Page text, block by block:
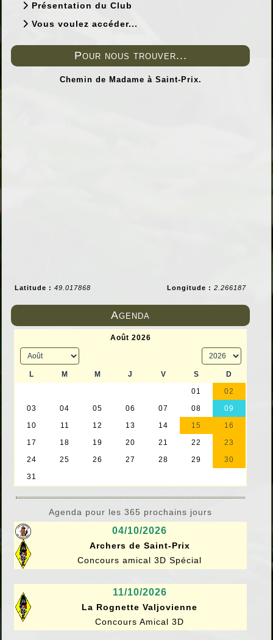
Présentation du Club
Vous voulez accéder...
Pour nous trouver...
Chemin de Madame à Saint-Prix.
Latitude : 49.017868 Longitude : 2.266187
Agenda
Agenda pour les 365 prochains jours
04/10/2026
Archers de Saint-Prix
Concours amical 3D Spécial
11/10/2026
La Rognette Valjovienne
Concours Amical 3D